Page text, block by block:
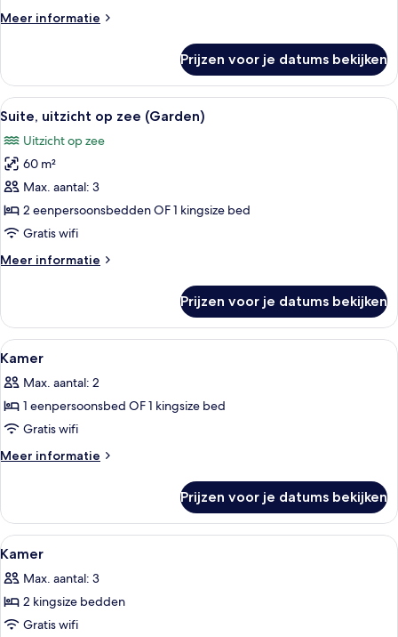
laden
Meer informatie
Meer
kamer,
balkon,
uitzicht
zee
Prijzen voor je datums bekijken
Alle
foto's
voor
Suite,
uitzicht
op
zee
laden
Suite, uitzicht op zee (Garden) |
18
Suite, uitzicht op zee (Garden)
Uitzicht op zee
60 m²
Max. aantal: 3
2 eenpersoonsbedden OF 1 kingsize bed
Gratis wifi
Meer informatie
Meer
uitzicht
op
zee
Prijzen voor je datums bekijken
Alle
foto's
voor
Kamer
laden
Luxe beddengoed, donsdekens, een
3
Kamer
Max. aantal: 2
1 eenpersoonsbed OF 1 kingsize bed
Gratis wifi
Meer informatie
Meer
Prijzen voor je datums bekijken
Alle
foto's
voor
Kamer
laden
Luxe beddengoed, donsdekens, een
9
Kamer
Max. aantal: 3
2 kingsize bedden
Gratis wifi